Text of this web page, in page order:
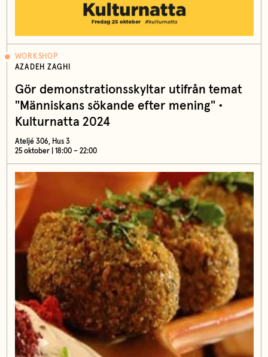
WORKSHOP
AZADEH ZAGHI
Gör demonstrationsskyltar utifrån temat
"Människans sökande efter mening" •
Kulturnatta 2024
Ateljé 306, Hus 3
25 oktober | 18:00 – 22:00